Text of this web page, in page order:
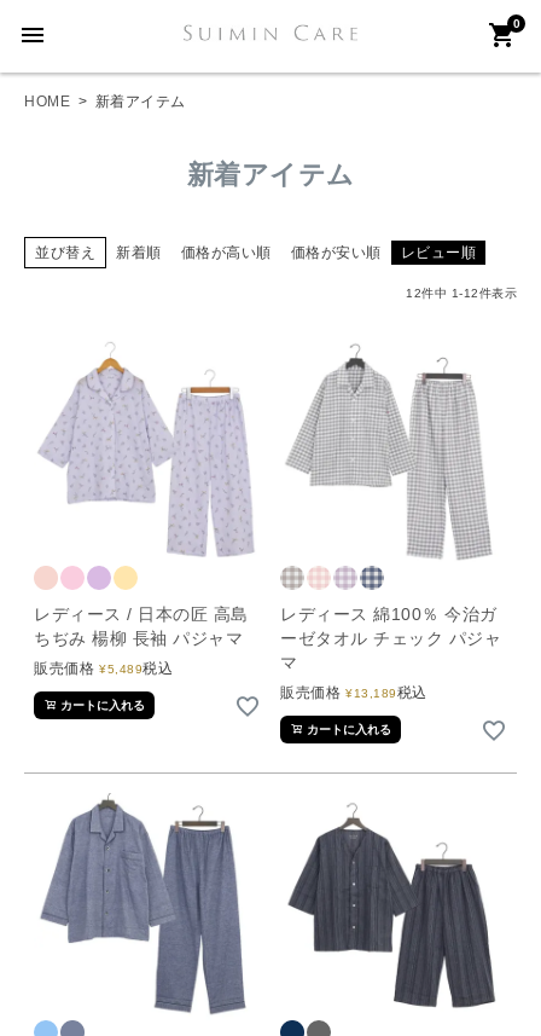
menu 0
shopping_cart
HOME 新着アイテム
新着アイテム
並び替え 新着順 価格が高い順 価格が安い順 レビュー順
12件中 1-12件表示
レディース / 日本の匠 高島
ちぢみ 楊柳 長袖 パジャマ
販売価格 ¥5,489税込
カートに入れる
レディース 綿100％ 今治ガ
ーゼタオル チェック パジャ
マ
販売価格 ¥13,189税込
カートに入れる